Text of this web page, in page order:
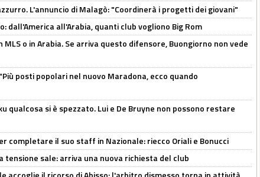
L'annuncio di Malagò: "Coordinerà i progetti dei giovani"
dall'America all'Arabia, quanti club vogliono Big Rom
MLS o in Arabia. Se arriva questo difensore, Buongiorno non vede
posti popolari nel nuovo Maradona, ecco quando
qualcosa si è spezzato. Lui e De Bruyne non possono restare
completare il suo staff in Nazionale: riecco Oriali e Bonucci
tensione sale: arriva una nuova richiesta del club